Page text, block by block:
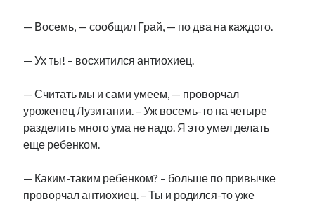
— Восемь, — сообщил Грай, — по два на каждого.
— Ух ты! – восхитился антиохиец.
— Считать мы и сами умеем, — проворчал
уроженец Лузитании. – Уж восемь-то на четыре
разделить много ума не надо. Я это умел делать
еще ребенком.
— Каким-таким ребенком? – больше по привычке
проворчал антиохиец. – Ты и родился-то уже